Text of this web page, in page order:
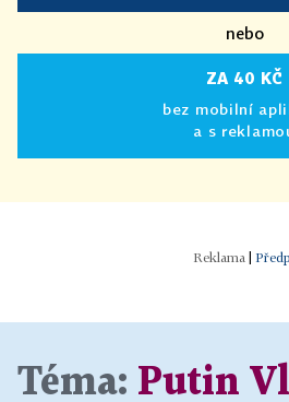
nebo
ZA 40 KČ
bez mobilní
a s
|
Téma: Putin